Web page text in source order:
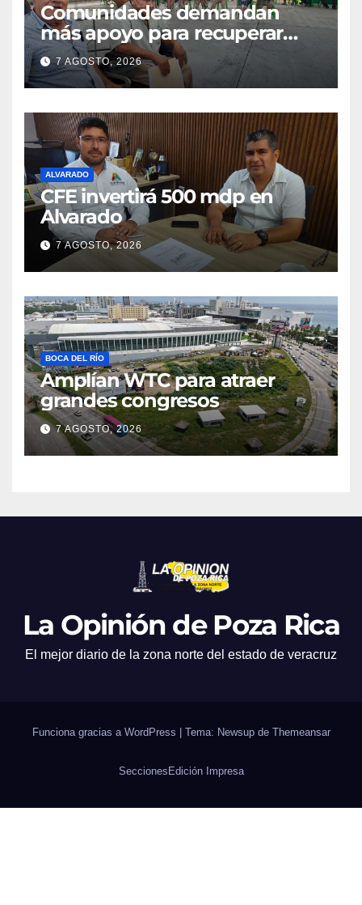
Comunidades demandan
más apoyo para recuperar
parcelas
7 AGOSTO, 2026
ALVARADO
CFE invertirá 500 mdp en
Alvarado
7 AGOSTO, 2026
BOCA DEL RÍO
Amplían WTC para atraer
grandes congresos
7 AGOSTO, 2026
La Opinión de Poza Rica
El mejor diario de la zona norte del estado de veracruz
Funciona gracias a WordPress Tema: Newsup de Themeansar
Secciones Edición Impresa